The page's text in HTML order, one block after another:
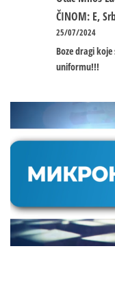
ČINOM: E,
25/07/2024
Boze dragi
uniformu!!!